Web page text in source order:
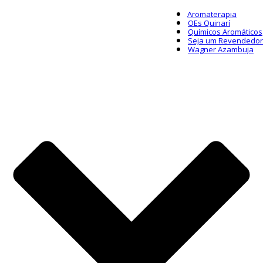
Aromaterapia
OEs Quinarí
Químicos Aromáticos
Seja um Revendedor
Wagner Azambuja